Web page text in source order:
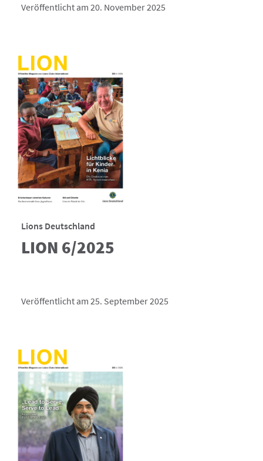
Veröffentlicht am 20. November 2025
Lions Deutschland
LION 6/2025
Veröffentlicht am 25. September 2025